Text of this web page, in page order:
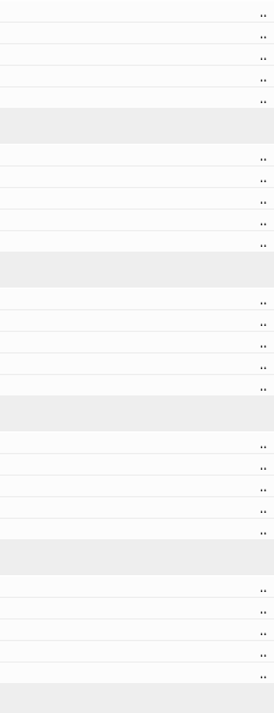
..
..
..
..
..
..
..
..
..
..
..
..
..
..
..
..
..
..
..
..
..
..
..
..
..